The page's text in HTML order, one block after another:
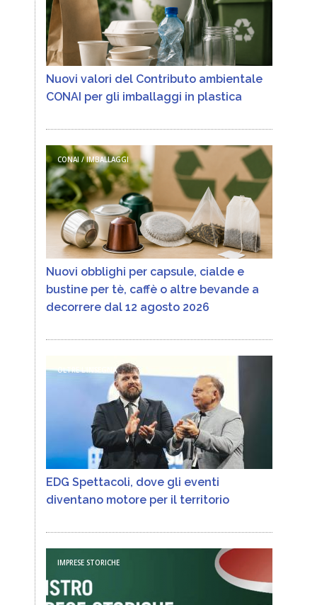
Nuovi valori del Contributo ambientale
CONAI per gli imballaggi in plastica
CONAI / IMBALLAGGI
Nuovi obblighi per capsule, cialde e
bustine per tè, caffè o altre bevande a
decorrere dal 12 agosto 2026
OLTRE L'INSEGNA
EDG Spettacoli, dove gli eventi
diventano motore per il territorio
IMPRESE STORICHE